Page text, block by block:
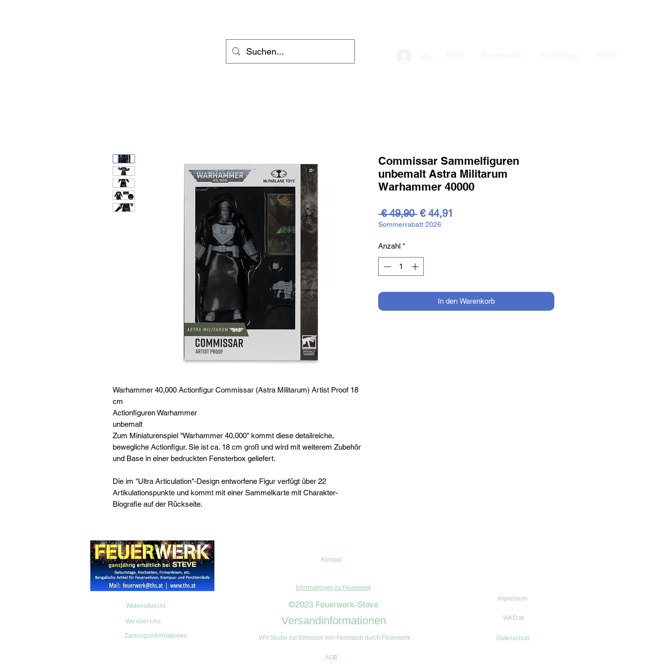
Warhammer 40,000 Actionfigur Commissar (Astra Militarum) Artist Proof 18
cm
Actionfiguren Warhammer
unbemalt
Zum Miniaturenspiel "Warhammer 40,000" kommt diese detailreiche,
bewegliche Actionfigur. Sie ist ca. 18 cm groß und wird mit weiterem Zubehör
und Base in einer bedruckten Fensterbox geliefert.
Die im "Ultra Articulation"-Design entworfene Figur verfügt über 22
Artikulationspunkte und kommt mit einer Sammelkarte mit Charakter-
Biografie auf der Rückseite.
Commissar Sammelfiguren
unbemalt Astra Militarum
Warhammer 40000
€ 49,90 Standardpreis
€ 44,91
Sommerrabatt 2026
Anzahl *
In den Warenkorb
Widerrufsrecht
Wir über Uns
Zahlungsinformationen
Kontakt
Informationen zu Feuerwerk
©2023 Feuerwerk-Steve
Versandinformationen
VPI-Studie zur Emission von Feinstaub durch Feuerwerk
AGB
Impressum
WKO.at
Datenschutz